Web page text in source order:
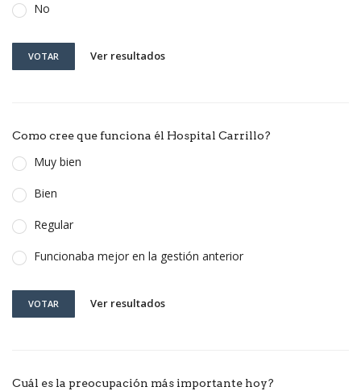
No
VOTAR Ver resultados
Como cree que funciona él Hospital Carrillo?
Muy bien
Bien
Regular
Funcionaba mejor en la gestión anterior
VOTAR Ver resultados
Cuál es la preocupación más importante hoy?